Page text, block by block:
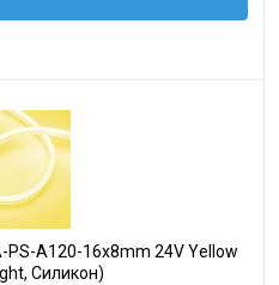
PS-A120-16x8mm 24V Yellow
Силикон)